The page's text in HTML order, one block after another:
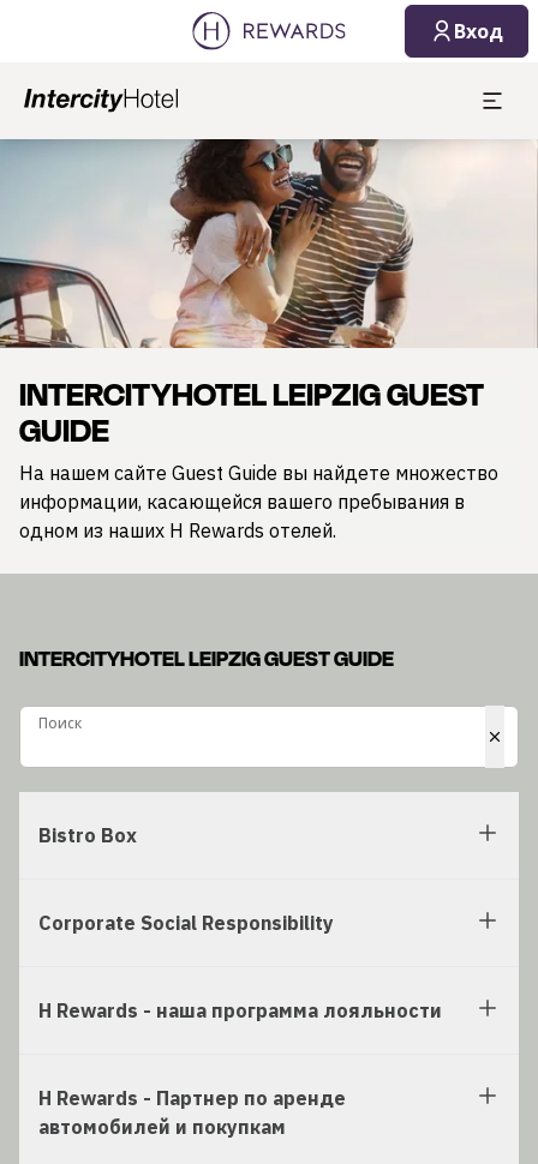
Вход
Слайд 1 из 1
INTERCITYHOTEL LEIPZIG GUEST
GUIDE
На нашем сайте Guest Guide вы найдете множество
информации, касающейся вашего пребывания в
одном из наших H Rewards отелей.
INTERCITYHOTEL LEIPZIG GUEST GUIDE
Поиск
Поиск
Bistro Box
Corporate Social Responsibility
H Rewards - наша программа лояльности
H Rewards - Партнер по аренде
автомобилей и покупкам